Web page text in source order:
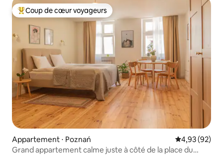
Coups de cœur voyageurs les plus appréciés
Coup de cœur voyageurs
Appartement ⋅ Poznań Évaluation
4,93 (92)
Grand appartement calme juste à côté de la place du